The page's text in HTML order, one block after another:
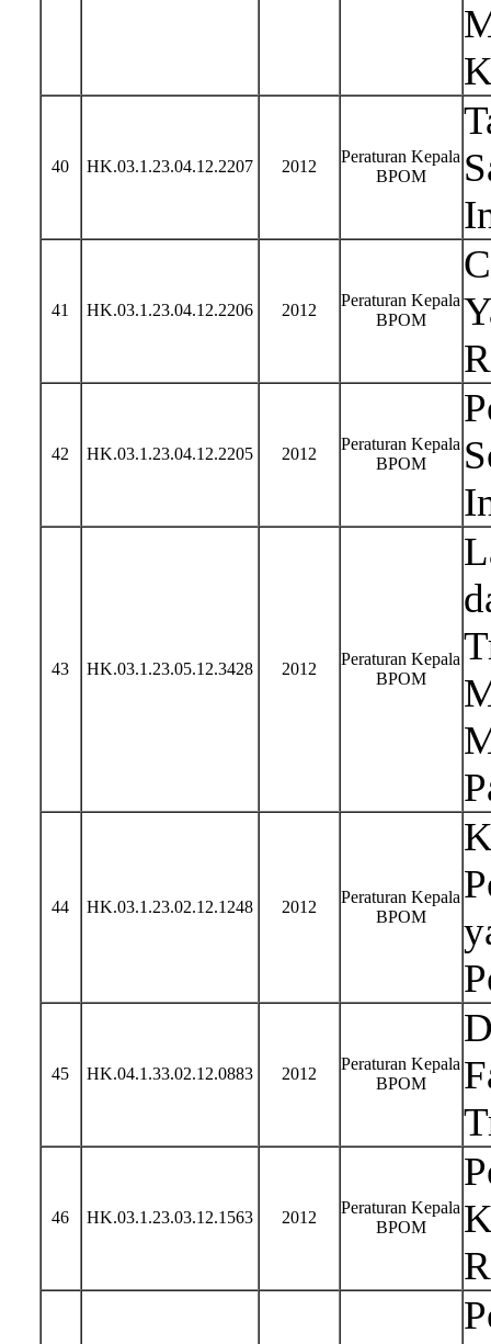
40 HK.03.1.23.04.12.2207 2012
Peraturan Kepala
BPOM
41 HK.03.1.23.04.12.2206 2012
Peraturan Kepala
BPOM
42 HK.03.1.23.04.12.2205 2012
Peraturan Kepala
BPOM
43 HK.03.1.23.05.12.3428 2012
Peraturan Kepala
BPOM
44 HK.03.1.23.02.12.1248 2012
Peraturan Kepala
BPOM
45 HK.04.1.33.02.12.0883 2012
Peraturan Kepala
BPOM
46 HK.03.1.23.03.12.1563 2012
Peraturan Kepala
BPOM